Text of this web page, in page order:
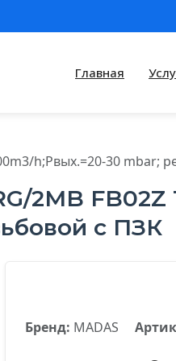
Главная
h;Pвых.=20-30 mbar;
2MB FB02Z
с ПЗК
Бренд: MADAS